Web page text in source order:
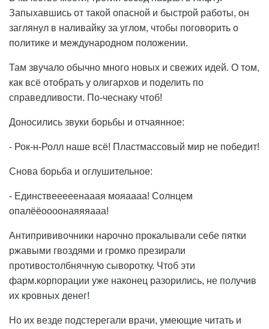
Запыхавшись от такой опасной и быстрой работы, он
заглянул в наливайку за углом, чтобы поговорить о
политике и международном положении.
Там звучало обычно много новых и свежих идей. О том,
как всё отобрать у олигархов и поделить по
справедливости. По-чеснаку чтоб!
Доносились звуки борьбы и отчаянное:
- Рок-н-Ролл наше всё! Пластмассовый мир не победит!
Снова борьба и оглушительное:
- Единствееееенааая мояаааа! Солнцем
опалёёоооонаяяяааа!
Антипрививочники нарочно прокалывали себе пятки
ржавыми гвоздями и громко презирали
противостолбнячную сыворотку. Чтоб эти
фарм.корпорации уже наконец разорились, не получив
их кровных денег!
Но их везде подстерегали врачи, умеющие читать и